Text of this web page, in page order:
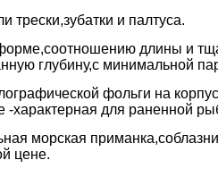
трески,зубатки и палтуса.
длины и
глубину,с минимальной
фольги на
-характерная для раненной
морская
цене.